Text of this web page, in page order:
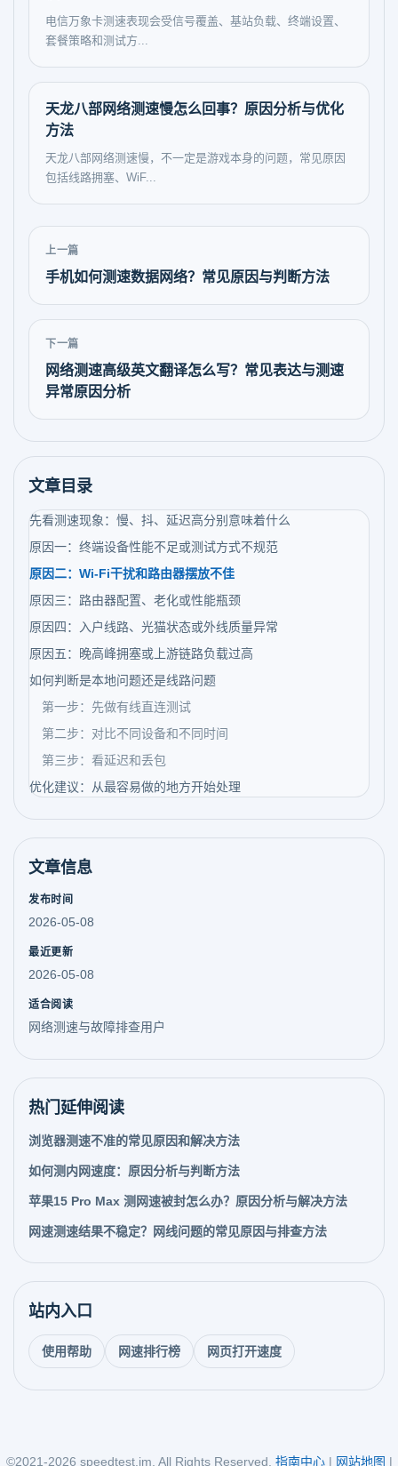
电信万象卡测速表现会受信号覆盖、基站负载、终端设置、
套餐策略和测试方...
天龙八部网络测速慢怎么回事？原因分析与优化
方法
天龙八部网络测速慢，不一定是游戏本身的问题，常见原因
包括线路拥塞、WiF...
上一篇
手机如何测速数据网络？常见原因与判断方法
下一篇
网络测速高级英文翻译怎么写？常见表达与测速
异常原因分析
文章目录
先看测速现象：慢、抖、延迟高分别意味着什么
原因一：终端设备性能不足或测试方式不规范
原因二：Wi-Fi干扰和路由器摆放不佳
原因三：路由器配置、老化或性能瓶颈
原因四：入户线路、光猫状态或外线质量异常
原因五：晚高峰拥塞或上游链路负载过高
如何判断是本地问题还是线路问题
第一步：先做有线直连测试
第二步：对比不同设备和不同时间
第三步：看延迟和丢包
优化建议：从最容易做的地方开始处理
文章信息
发布时间
2026-05-08
最近更新
2026-05-08
适合阅读
网络测速与故障排查用户
热门延伸阅读
浏览器测速不准的常见原因和解决方法
如何测内网速度：原因分析与判断方法
苹果15 Pro Max 测网速被封怎么办？原因分析与解决方法
网速测速结果不稳定？网线问题的常见原因与排查方法
站内入口
使用帮助 网速排行榜 网页打开速度
©2021-2026 speedtest.im, All Rights Reserved. 指南中心| 网站地图 |